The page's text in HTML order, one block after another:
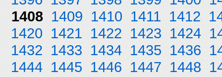
1408 1409 1410 1411 1412
1420 1421 1422 1423 1424
1432 1433 1434 1435 1436
1444 1445 1446 1447 1448